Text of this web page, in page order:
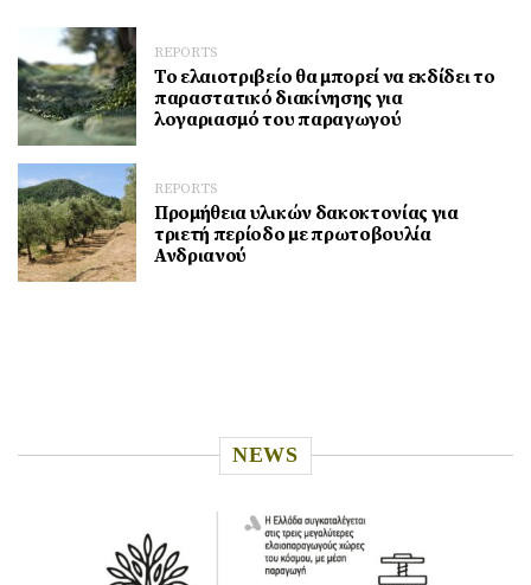
REPORTS
Το ελαιοτριβείο θα μπορεί να εκδίδει το
παραστατικό διακίνησης για
λογαριασμό του παραγωγού
REPORTS
Προμήθεια υλικών δακοκτονίας για
τριετή περίοδο με πρωτοβουλία
Ανδριανού
NEWS